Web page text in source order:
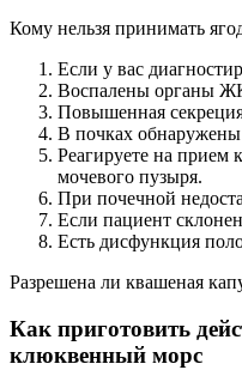
Кому нельзя принимать
Если у вас
Воспалены органы
Повышенная
В почках
Реагируете на прием
мочевого пузыря.
При почечной
Если пациент
Есть дисфункция
Разрешена ли квашеная
Как приготовить
клюквенный морс